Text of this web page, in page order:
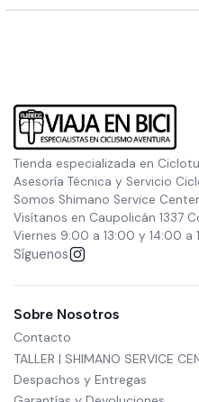
Tienda especializada en
Asesoría Técnica y Servicio
Somos Shimano Service
Visítanos en Caupolicán 1337
Viernes 9:00 a 13:00 y 14:00 a
Síguenos
Sobre Nosotros
Contacto
TALLER | SHIMANO SERVICE
Despachos y Entregas